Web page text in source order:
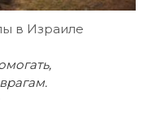
в Израиле